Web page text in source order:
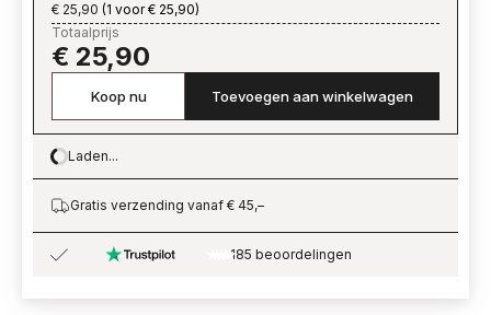
€ 25,90 (1 voor € 25,90)
Totaalprijs
€ 25,90
Koop nu Toevoegen aan winkelwagen
Loading…
Laden...
Gratis verzending vanaf € 45,–
185 beoordelingen